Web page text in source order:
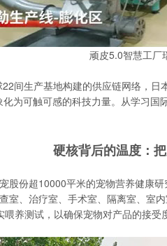
顽皮5.0智慧工厂
22间生产基地构建的供应链网络，
化为可触可感的科技力量。从学习
硬核背后的温度：
股份超10000平米的宠物营养健康
室、治疗室、手术室、隔离室、室
养测试，以确保宠物对产品的接受